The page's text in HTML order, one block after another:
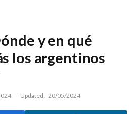
y en qué
los argentinos
Updated: 20/05/2024